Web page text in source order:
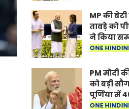
में
सम्मानित
MP की बेटी
तावड़े को
ने किया
राष्ट्रीय
विकास का
ONE
PM मोदी
को बड़ी
पूर्णिया में
करोड़ की
ONE